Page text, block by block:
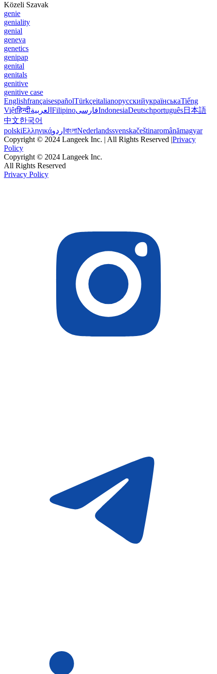
Közeli Szavak
genie
geniality
genial
geneva
genetics
genipap
genital
genitals
genitive
genitive case
EnglishfrançaisespañolTürkçeitalianoрусскийукраїнськаTiếng
Việtहिन्दीالعربية FilipinoفارسیIndonesiaDeutschportuguês日本語
中文한국어
polskiΕλληνικάاردو বাংলাNederlandssvenskačeštinaromânămagyar
Copyright © 2024 Langeek Inc. | All Rights Reserved |Privacy
Policy
Copyright © 2024 Langeek Inc.
All Rights Reserved
Privacy Policy